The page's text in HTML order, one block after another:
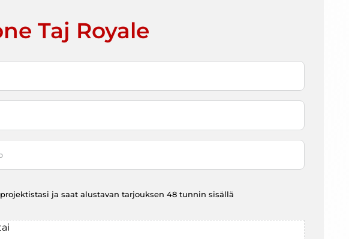
Taj Royale
ja saat alustavan tarjouksen 48 tunnin sisällä